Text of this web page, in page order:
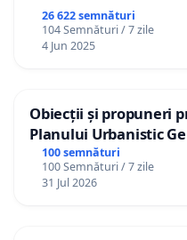
26 622 semnături
104 Semnături / 7 zile
4 Jun 2025
Obiecții și propuneri
Planului Urbanistic
100 semnături
100 Semnături / 7 zile
31 Jul 2026